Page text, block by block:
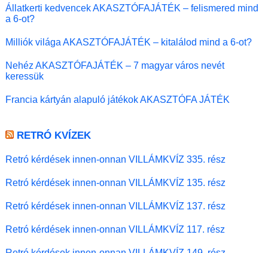
Állatkerti kedvencek AKASZTÓFAJÁTÉK – felismered mind
a 6-ot?
Milliók világa AKASZTÓFAJÁTÉK – kitalálod mind a 6-ot?
Nehéz AKASZTÓFAJÁTÉK – 7 magyar város nevét
keressük
Francia kártyán alapuló játékok AKASZTÓFA JÁTÉK
RETRÓ KVÍZEK
Retró kérdések innen-onnan VILLÁMKVÍZ 335. rész
Retró kérdések innen-onnan VILLÁMKVÍZ 135. rész
Retró kérdések innen-onnan VILLÁMKVÍZ 137. rész
Retró kérdések innen-onnan VILLÁMKVÍZ 117. rész